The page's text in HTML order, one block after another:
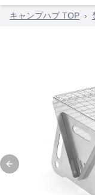
キャンプハブ TOP ›
Previous slide